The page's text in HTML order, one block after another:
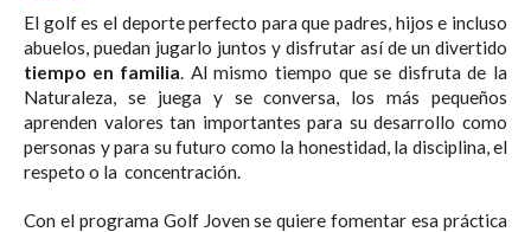
El golf es el deporte perfecto para que padres, hijos e incluso
abuelos, puedan jugarlo juntos y disfrutar así de un divertido
tiempo en familia. Al mismo tiempo que se disfruta de la
Naturaleza, se juega y se conversa, los más pequeños
aprenden valores tan importantes para su desarrollo como
personas y para su futuro como la honestidad, la disciplina, el
respeto o la concentración.
Con el programa Golf Joven se quiere fomentar esa práctica